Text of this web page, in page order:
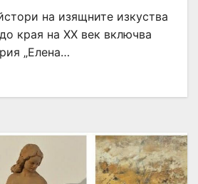
на изящните изкуства
края на XX век включва
„Елена…